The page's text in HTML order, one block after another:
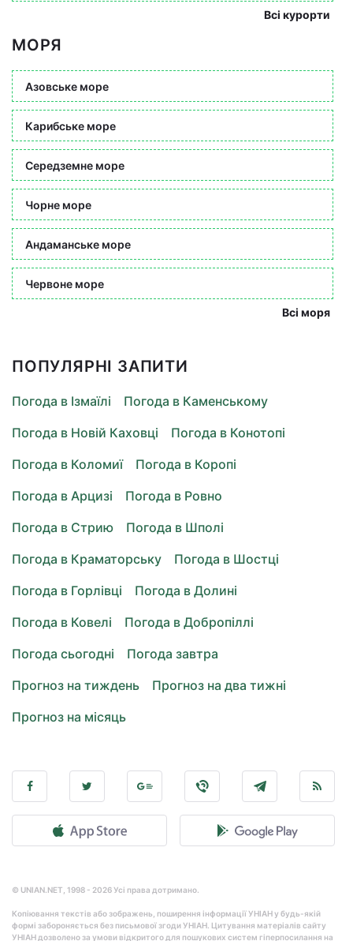
Всі курорти
МОРЯ
Азовське море
Карибське море
Середземне море
Чорне море
Андаманське море
Червоне море
Всі моря
ПОПУЛЯРНІ ЗАПИТИ
Погода в Ізмаїлі
Погода в Каменському
Погода в Новій Каховці
Погода в Конотопі
Погода в Коломиї
Погода в Коропі
Погода в Арцизі
Погода в Ровно
Погода в Стрию
Погода в Шполі
Погода в Краматорську
Погода в Шостці
Погода в Горлівці
Погода в Долині
Погода в Ковелі
Погода в Добропіллі
Погода сьогодні
Погода завтра
Прогноз на тиждень
Прогноз на два тижні
Прогноз на місяць
© UNIAN.NET, 1998 - 2026 Усі права дотримано.
Копіювання текстів або зображень, поширення інформації УНІАН у будь-якій
формі забороняється без письмової згоди УНІАН. Цитування матеріалів сайту
УНІАН дозволено за умови відкритого для пошукових систем гіперпосилання на